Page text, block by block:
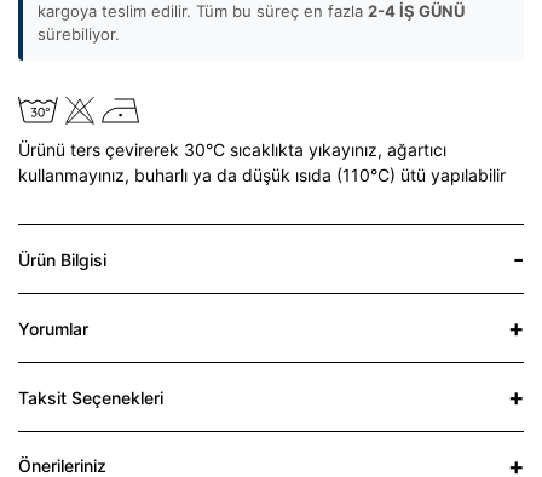
kargoya teslim edilir. Tüm bu süreç en fazla 2-4 İŞ GÜNÜ
sürebiliyor.
Ürünü ters çevirerek 30°C sıcaklıkta yıkayınız, ağartıcı
kullanmayınız, buharlı ya da düşük ısıda (110°C) ütü yapılabilir
Ürün Bilgisi
Yorumlar
Taksit Seçenekleri
Önerileriniz